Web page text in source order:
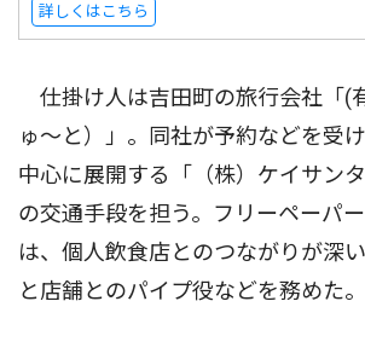
詳しくはこちら
仕掛け人は吉田町の旅行会社「(
ゅ〜と）」。同社が予約などを受
中心に展開する「（株）ケイサン
の交通手段を担う。フリーペーパー
は、個人飲食店とのつながりが深
と店舗とのパイプ役などを務めた。